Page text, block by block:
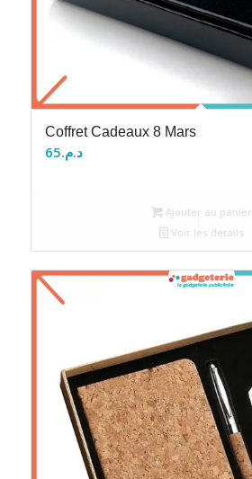
Coffret Cadeaux 8 Mars
د.م.65
Ajouter au panier
Voir les détails